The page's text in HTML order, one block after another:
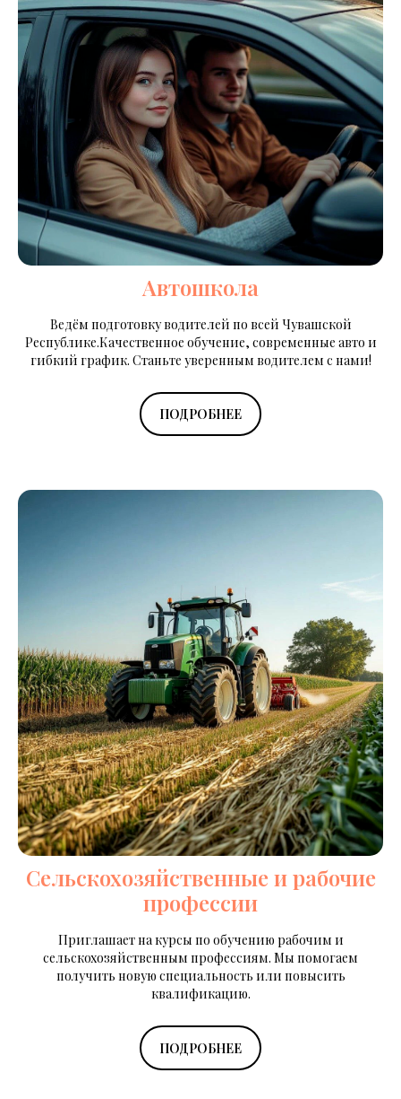
Автошкола
Ведём подготовку водителей по всей Чувашской
Республике.Качественное обучение, современные авто и
гибкий график. Станьте уверенным водителем с нами!
ПОДРОБНЕЕ
Сельскохозяйственные и рабочие
профессии
Приглашает на курсы по обучению рабочим и
сельскохозяйственным профессиям. Мы помогаем
получить новую специальность или повысить
квалификацию.
ПОДРОБНЕЕ